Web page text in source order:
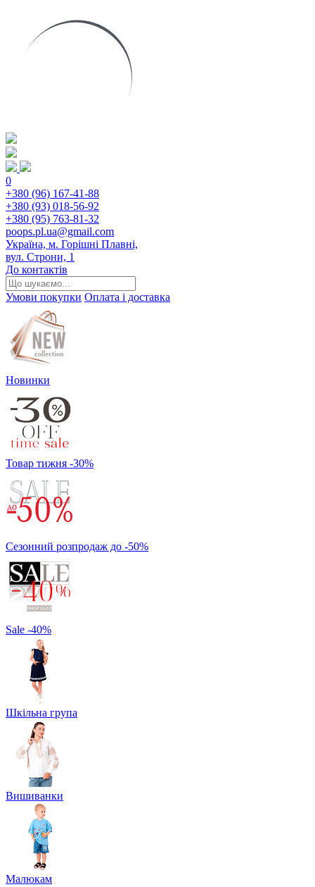
0
+380 (96) 167-41-88
+380 (93) 018-56-92
+380 (95) 763-81-32
poops.pl.ua@gmail.com
Україна, м. Горішні Плавні,
вул. Строни, 1
До контактів
Умови покупки Оплата і доставка
Новинки
Товар тижня -30%
Сезонний розпродаж до -50%
Sale -40%
Шкільна група
Вишиванки
Малюкам